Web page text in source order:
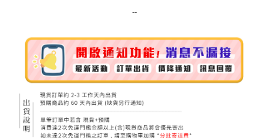
全家取貨付款
每筆NT$80，滿NT$999(含以上)免運費
每筆NT$80，滿NT$999(含以上)免運費
7-11取貨付款
--